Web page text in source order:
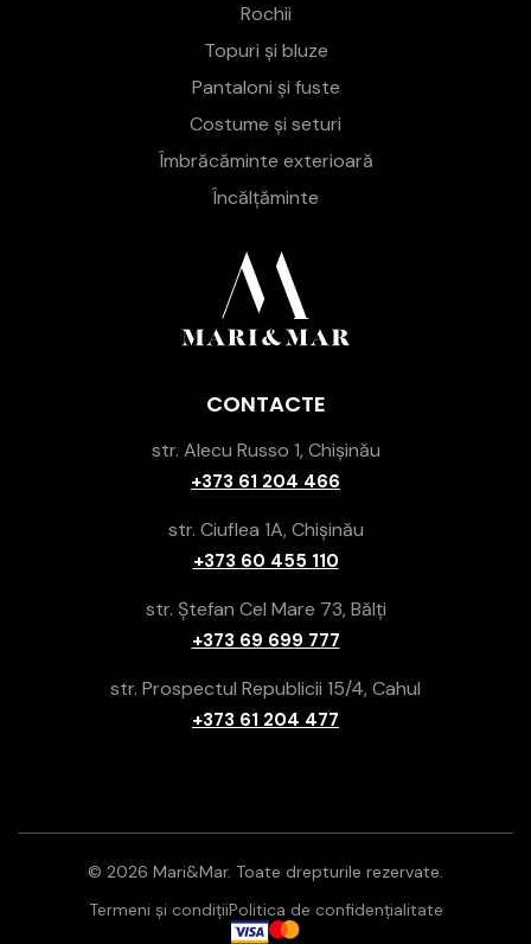
Rochii
Topuri și bluze
Pantaloni și fuste
Costume și seturi
Îmbrăcăminte exterioară
Încălțăminte
CONTACTE
str. Alecu Russo 1, Chișinău
+373 61 204 466
str. Ciuflea 1A, Chișinău
+373 60 455 110
str. Ștefan Cel Mare 73, Bălți
+373 69 699 777
str. Prospectul Republicii 15/4, Cahul
+373 61 204 477
© 2026 Mari&Mar. Toate drepturile rezervate.
Termeni și condițiiPolitica de confidențialitate